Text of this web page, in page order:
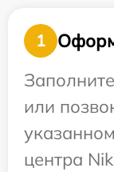
1
или
центра